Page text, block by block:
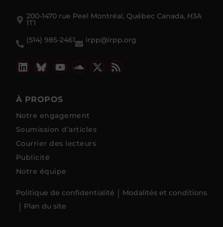
200-1470 rue Peel Montréal, Québec Canada, H3A
1T1
(514) 985-2461
irpp@irpp.org
À PROPOS
Notre engagement
Soumission d’articles
Courrier des lecteurs
Publicité
Notre équipe
Politique de confidentialité
Modalités et conditions
Plan du site